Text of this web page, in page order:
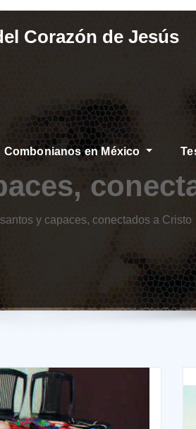
Corazón de Jesús
Combonianos en México
y capaces, conectados a Cristo